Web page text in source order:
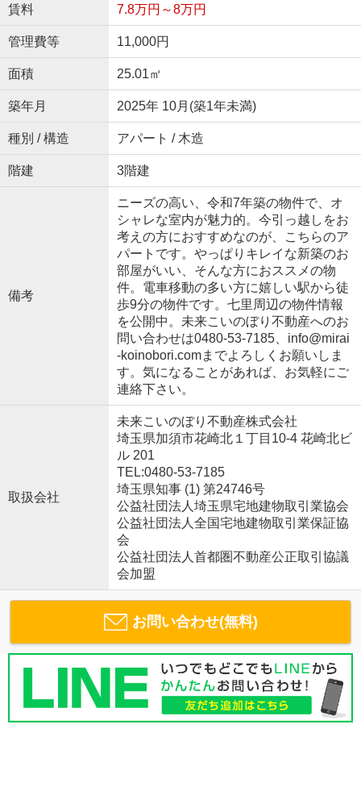
賃料 7.8万円～8万円
管理費等 11,000円
面積 25.01㎡
築年月 2025年 10月(築1年未満)
種別 / 構造 アパート / 木造
階建 3階建
備考
ニーズの高い、令和7年築の物件で、オ
シャレな室内が魅力的。今引っ越しをお
考えの方におすすめなのが、こちらのア
パートです。やっぱりキレイな新築のお
部屋がいい、そんな方におススメの物
件。電車移動の多い方に嬉しい駅から徒
歩9分の物件です。七里周辺の物件情報
を公開中。未来こいのぼり不動産へのお
問い合わせは0480-53-7185、info@mirai
-koinobori.comまでよろしくお願いしま
す。気になることがあれば、お気軽にご
連絡下さい。
取扱会社
未来こいのぼり不動産株式会社
埼玉県加須市花崎北１丁目10-4 花崎北ビ
ル 201
TEL:0480-53-7185
埼玉県知事 (1) 第24746号
公益社団法人埼玉県宅地建物取引業協会
公益社団法人全国宅地建物取引業保証協
会
公益社団法人首都圏不動産公正取引協議
会加盟
お問い合わせ(無料)